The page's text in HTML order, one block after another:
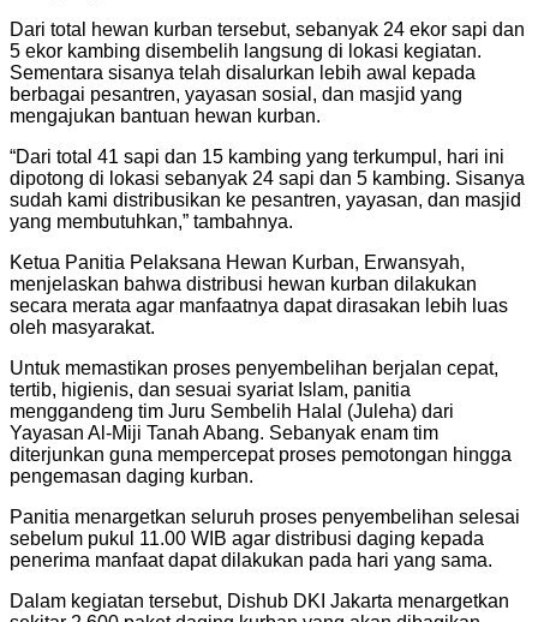
Dari total hewan kurban tersebut, sebanyak 24 ekor sapi dan
5 ekor kambing disembelih langsung di lokasi kegiatan.
Sementara sisanya telah disalurkan lebih awal kepada
berbagai pesantren, yayasan sosial, dan masjid yang
mengajukan bantuan hewan kurban.
“Dari total 41 sapi dan 15 kambing yang terkumpul, hari ini
dipotong di lokasi sebanyak 24 sapi dan 5 kambing. Sisanya
sudah kami distribusikan ke pesantren, yayasan, dan masjid
yang membutuhkan,” tambahnya.
Ketua Panitia Pelaksana Hewan Kurban, Erwansyah,
menjelaskan bahwa distribusi hewan kurban dilakukan
secara merata agar manfaatnya dapat dirasakan lebih luas
oleh masyarakat.
Untuk memastikan proses penyembelihan berjalan cepat,
tertib, higienis, dan sesuai syariat Islam, panitia
menggandeng tim Juru Sembelih Halal (Juleha) dari
Yayasan Al-Miji Tanah Abang. Sebanyak enam tim
diterjunkan guna mempercepat proses pemotongan hingga
pengemasan daging kurban.
Panitia menargetkan seluruh proses penyembelihan selesai
sebelum pukul 11.00 WIB agar distribusi daging kepada
penerima manfaat dapat dilakukan pada hari yang sama.
Dalam kegiatan tersebut, Dishub DKI Jakarta menargetkan